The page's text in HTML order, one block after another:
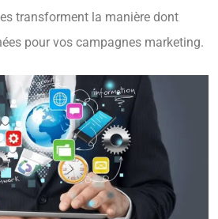
transforment la manière dont
pour vos campagnes marketing.